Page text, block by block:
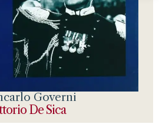
Governi
De Sica